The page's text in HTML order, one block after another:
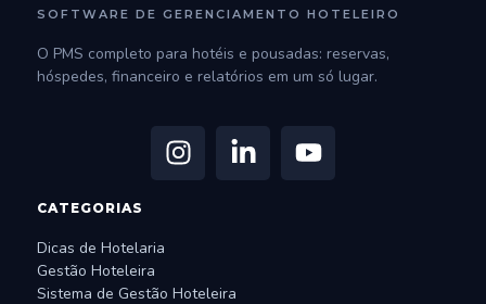
SOFTWARE DE GERENCIAMENTO HOTELEIRO
O PMS completo para hotéis e pousadas: reservas,
hóspedes, financeiro e relatórios em um só lugar.
CATEGORIAS
Dicas de Hotelaria
Gestão Hoteleira
Sistema de Gestão Hoteleira